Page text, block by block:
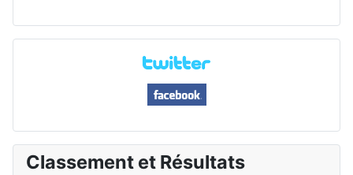
Classement et Résultats